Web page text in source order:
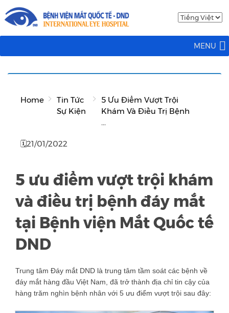
MENU
Home
Tin Tức
Sự Kiện
5 Ưu Điểm Vượt Trội
Khám Và Điều Trị Bệnh
...
🗓21/01/2022
5 ưu điểm vượt trội khám
và điều trị bệnh đáy mắt
tại Bệnh viện Mắt Quốc tế
DND
Trung tâm Đáy mắt DND là trung tâm tầm soát các bệnh về
đáy mắt hàng đầu Việt Nam, đã trở thành địa chỉ tin cậy của
hàng trăm nghìn bệnh nhân với 5 ưu điểm vượt trội sau đây: